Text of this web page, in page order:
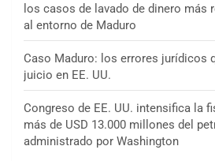
los casos de lavado de dinero más
al entorno de Maduro
Caso Maduro: los errores jurídicos
juicio en EE. UU.
Congreso de EE. UU. intensifica la
más de USD 13.000 millones del
administrado por Washington